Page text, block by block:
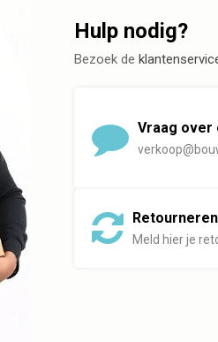
Hulp nodig?
Bezoek de
Vraag over
Retourneren
Meld hier je